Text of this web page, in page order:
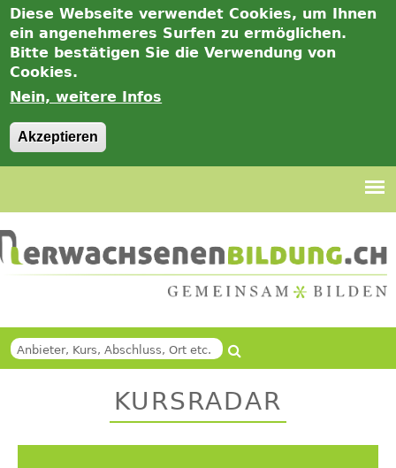
Diese Webseite verwendet Cookies, um Ihnen
ein angenehmeres Surfen zu ermöglichen.
Bitte bestätigen Sie die Verwendung von
Cookies.
Nein, weitere Infos
Akzeptieren
Suche
Back
KURSRADAR